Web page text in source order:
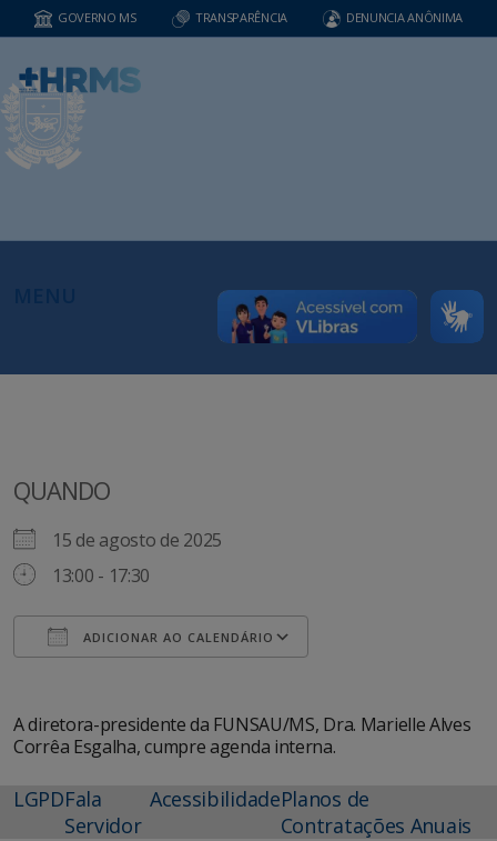
GOVERNO MS TRANSPARÊNCIA DENUNCIA ANÔNIMA
QUANDO
15 de agosto de 2025
13:00 - 17:30
ADICIONAR AO CALENDÁRIO
A diretora-presidente da FUNSAU/MS, Dra. Marielle Alves
Corrêa Esgalha, cumpre agenda interna.
LGPDFala
Servidor
AcessibilidadePlanos de
Contratações Anuais